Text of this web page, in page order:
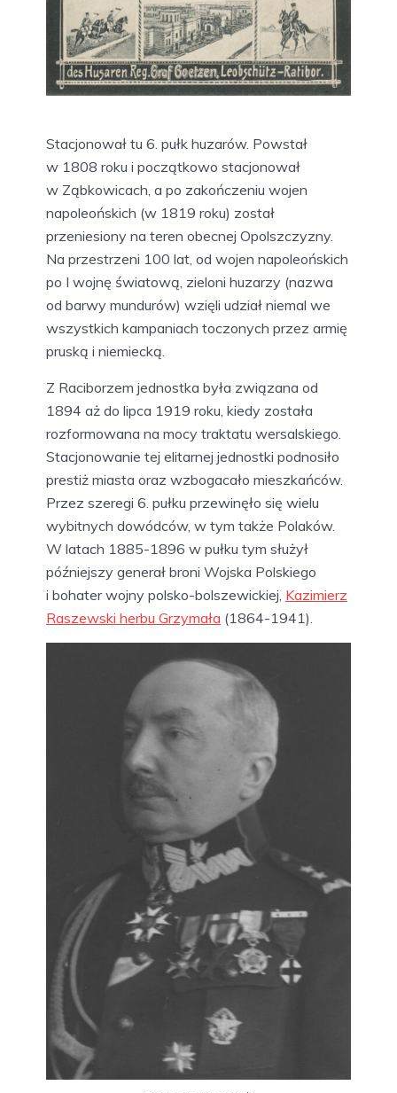
Stacjonował tu 6. pułk huzarów. Powstał
w 1808 roku i początkowo stacjonował
w Ząbkowicach, a po zakończeniu wojen
napoleońskich (w 1819 roku) został
przeniesiony na teren obecnej Opolszczyzny.
Na przestrzeni 100 lat, od wojen napoleońskich
po I wojnę światową, zieloni huzarzy (nazwa
od barwy mundurów) wzięli udział niemal we
wszystkich kampaniach toczonych przez armię
pruską i niemiecką.
Z Raciborzem jednostka była związana od
1894 aż do lipca 1919 roku, kiedy została
rozformowana na mocy traktatu wersalskiego.
Stacjonowanie tej elitarnej jednostki podnosiło
prestiż miasta oraz wzbogacało mieszkańców.
Przez szeregi 6. pułku przewinęło się wielu
wybitnych dowódców, w tym także Polaków.
W latach 1885-1896 w pułku tym służył
późniejszy generał broni Wojska Polskiego
i bohater wojny polsko-bolszewickiej, Kazimierz
Raszewski herbu Grzymała (1864-1941).